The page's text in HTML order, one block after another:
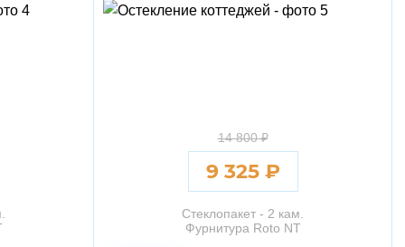
14 800 ₽
9 325 ₽
Стеклопакет - 2 кам.
Фурнитура Roto NT